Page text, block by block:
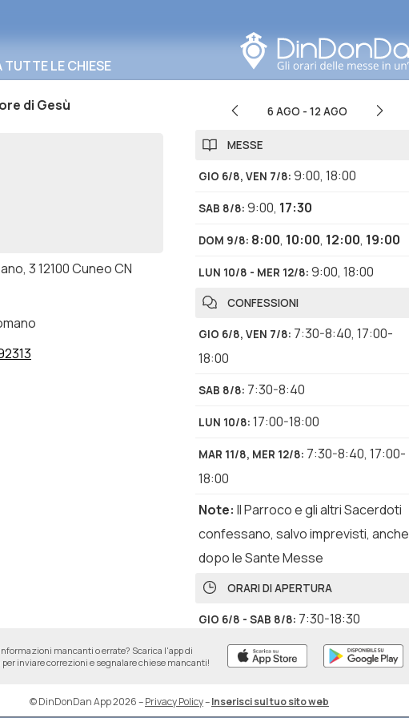
LE CHIESE
di Gesù
3 12100 Cuneo CN
6 AGO - 12 AGO
MESSE
GIO 6/8, VEN 7/8: 9:00, 18:00
SAB 8/8: 9:00, 17:30
DOM 9/8: 8:00, 10:00, 12:00, 19:00
LUN 10/8 - MER 12/8: 9:00, 18:00
CONFESSIONI
GIO 6/8, VEN 7/8: 7:30-8:40, 17:00-
18:00
SAB 8/8: 7:30-8:40
LUN 10/8: 17:00-18:00
MAR 11/8, MER 12/8: 7:30-8:40, 17:00-
18:00
Note: Il Parroco e gli altri Sacerdoti
confessano, salvo imprevisti, anche
dopo le Sante Messe
ORARI DI APERTURA
GIO 6/8 - SAB 8/8: 7:30-18:30
DOM 9/8: 7:30-20:00
ROSARIO
mancanti o errate? Scarica l'app di
per inviare correzioni e segnalare chiese mancanti!
© DinDonDan App 2026–Privacy Policy–Inserisci sul tuo sito web